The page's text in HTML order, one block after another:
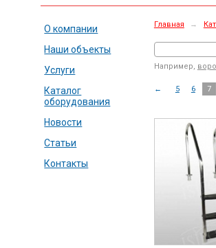
О компании
Наши объекты
Услуги
Каталог
оборудования
Новости
Статьи
Контакты
Главная →
Например,
← 5 6 7